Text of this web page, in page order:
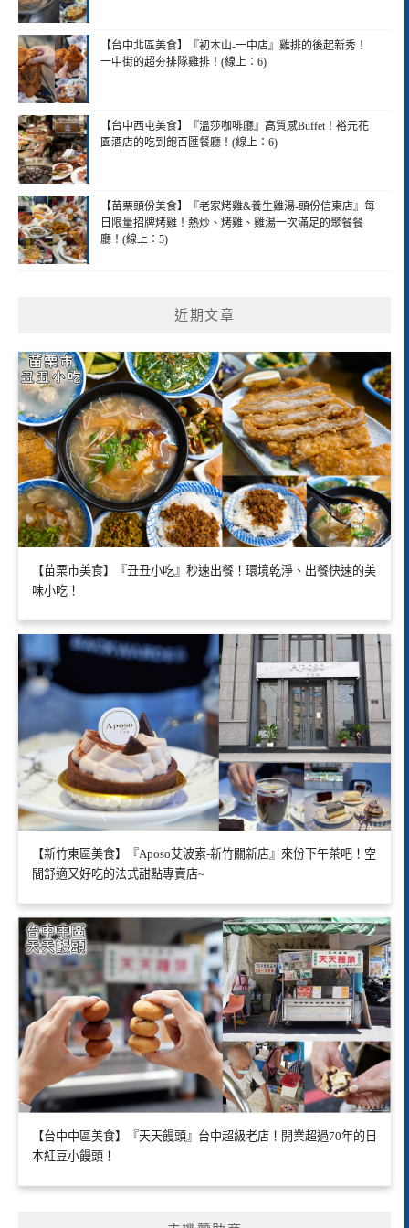
【台中北區美食】『初木山-一中店』雞排的後起新秀！
一中街的超夯排隊雞排！(線上：6)
【台中西屯美食】『溫莎咖啡廳』高質感Buffet！裕元花
園酒店的吃到飽百匯餐廳！(線上：6)
【苗栗頭份美食】『老家烤雞&養生雞湯-頭份信東店』每
日限量招牌烤雞！熱炒、烤雞、雞湯一次滿足的聚餐餐
廳！(線上：5)
近期文章
【苗栗市美食】『丑丑小吃』秒速出餐！環境乾淨、出餐快速的美
味小吃！
【新竹東區美食】『Aposo艾波索-新竹關新店』來份下午茶吧！空
間舒適又好吃的法式甜點專賣店~
【台中中區美食】『天天饅頭』台中超級老店！開業超過70年的日
本紅豆小饅頭！